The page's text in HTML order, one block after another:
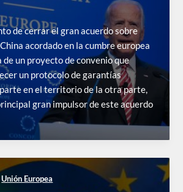
de cerrar el gran acuerdo sobre
acordado en la cumbre europea
de un proyecto de convenio que
un protocolo de garantías
en el territorio de la otra parte,
gran impulsor de este acuerdo
Unión Europea